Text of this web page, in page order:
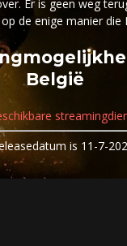
Er is geen weg
de enige manier die
België
is 11-7-